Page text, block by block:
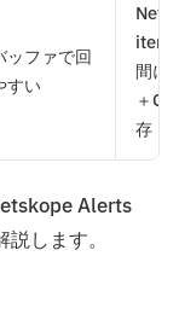
ッファで回
すい
間に
＋
存
Alerts
します。